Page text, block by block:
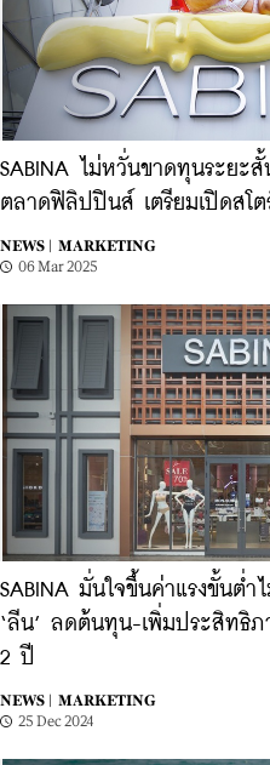
SABINA ไม่หวั่นขาดทุนระยะ
ตลาดฟิลิปปินส์ เตรียมเปิดสโต
NEWS |
MARKETING
06 Mar 2025
SABINA มั่นใจขึ้นค่าแรงขั้นต่ำ
‘ลีน’ ลดต้นทุน-เพิ่มประสิทธิ
2 ปี
NEWS |
MARKETING
25 Dec 2024